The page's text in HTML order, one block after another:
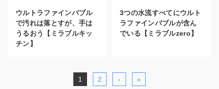
ウルトラファインバブル
で汚れは落とすが、手は
うるおう【ミラブルキッ
チン】
3つの水流すべてにウルト
ラファインバブルが含ん
でいる【ミラブルzero】
1 2 › »